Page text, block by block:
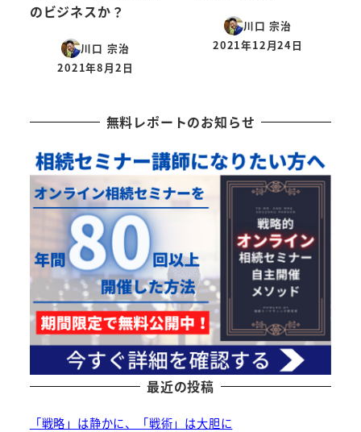
のビジネスか？
川口 宗治
投稿日
2021年8月2日
川口 宗治
投稿日
2021年12月24日
無料レポートのお知らせ
最近の投稿
「戦略」は静かに、「戦術」は大胆に